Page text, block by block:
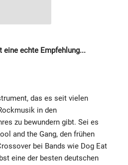
eine echte Empfehlung...
das es seit vielen
in den
zu bewundern gibt. Sei es
and the Gang, den frühen
bei Bands wie Dog Eat
eine der besten deutschen